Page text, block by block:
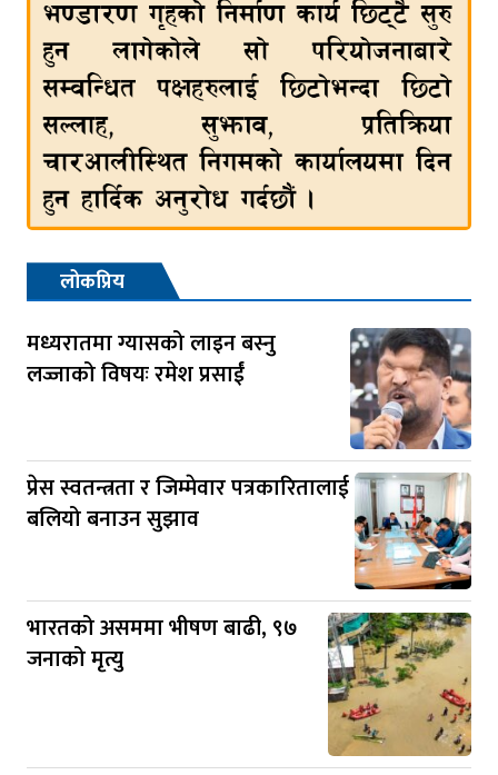
लोकप्रिय
मध्यरातमा ग्यासको लाइन बस्नु
लज्जाको विषयः रमेश प्रसाईं
प्रेस स्वतन्त्रता र जिम्मेवार पत्रकारितालाई
बलियो बनाउन सुझाव
भारतको असममा भीषण बाढी, ९७
जनाको मृत्यु